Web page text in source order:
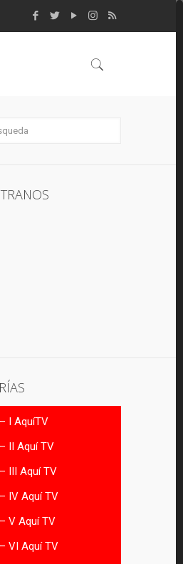
I AquíTV
II Aquí TV
III Aquí TV
IV Aquí TV
V Aquí TV
VI Aquí TV